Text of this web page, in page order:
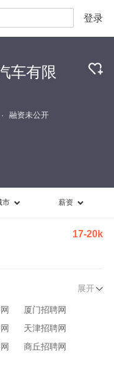
登录
车有限
融资未公开
市 薪资
17-20k
展开
厦门招聘网
天津招聘网
商丘招聘网